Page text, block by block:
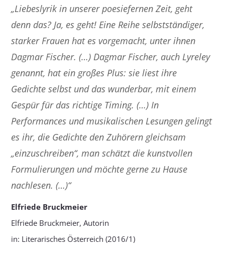
Elfriede Bruckmeier
Elfriede Bruckmeier, Autorin
in: Literarisches Österreich (2016/1)
„Liebeslyrik in unserer poesiefernen Zeit, geht
denn das? Ja, es geht! Eine Reihe selbstständiger,
starker Frauen hat es vorgemacht, unter ihnen
Dagmar Fischer. (…) Dagmar Fischer, auch Lyreley
genannt, hat ein großes Plus: sie liest ihre
Gedichte selbst und das wunderbar, mit einem
Gespür für das richtige Timing. (…) In
Performances und musikalischen Lesungen gelingt
es ihr, die Gedichte den Zuhörern gleichsam
„einzuschreiben“, man schätzt die kunstvollen
Formulierungen und möchte gerne zu Hause
nachlesen. (…)“